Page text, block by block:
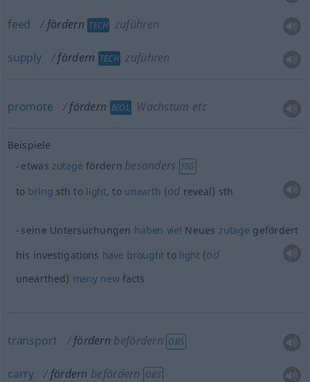
feed fördern TECH zuführen
supply fördern TECH zuführen
promote fördern BIOL Wachstum etc
Beispiele
etwas zutage fördern besonders FIG
to bring sth to light, to unearth (od reveal) sth
seine Untersuchungen haben viel Neues zutage gefördert
his investigations have brought to light (od
unearthed) many newfacts
transport fördern befördern OBS
carry fördern befördern OBS